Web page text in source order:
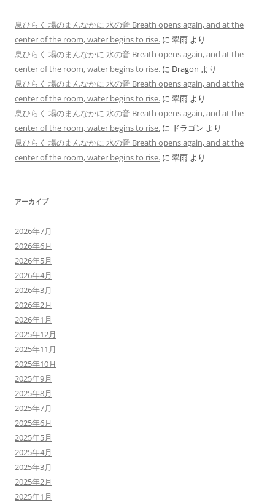
息ひらく 場のまんなかに 水の音 Breath opens again, and at the
center of the room, water begins to rise. に 翠雨 より
息ひらく 場のまんなかに 水の音 Breath opens again, and at the
center of the room, water begins to rise. に Dragon より
息ひらく 場のまんなかに 水の音 Breath opens again, and at the
center of the room, water begins to rise. に 翠雨 より
息ひらく 場のまんなかに 水の音 Breath opens again, and at the
center of the room, water begins to rise. に ドラゴン より
息ひらく 場のまんなかに 水の音 Breath opens again, and at the
center of the room, water begins to rise. に 翠雨 より
アーカイブ
2026年7月
2026年6月
2026年5月
2026年4月
2026年3月
2026年2月
2026年1月
2025年12月
2025年11月
2025年10月
2025年9月
2025年8月
2025年7月
2025年6月
2025年5月
2025年4月
2025年3月
2025年2月
2025年1月